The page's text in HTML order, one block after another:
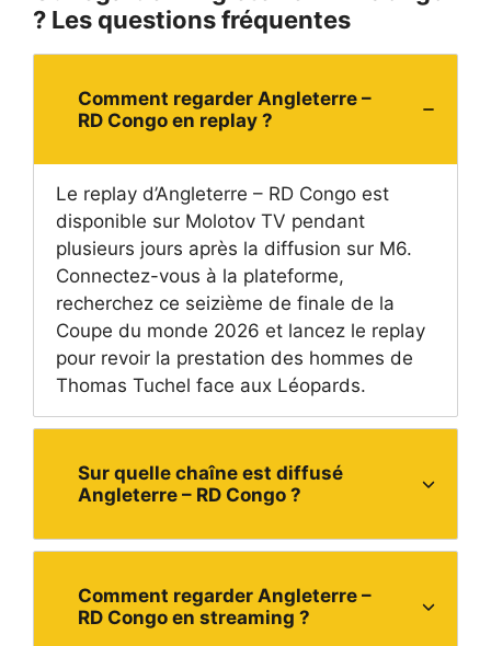
? Les questions fréquentes
Comment regarder Angleterre –
RD Congo en replay ?
Le replay d’Angleterre – RD Congo est
disponible sur Molotov TV pendant
plusieurs jours après la diffusion sur M6.
Connectez-vous à la plateforme,
recherchez ce seizième de finale de la
Coupe du monde 2026 et lancez le replay
pour revoir la prestation des hommes de
Thomas Tuchel face aux Léopards.
Sur quelle chaîne est diffusé
Angleterre – RD Congo ?
Comment regarder Angleterre –
RD Congo en streaming ?